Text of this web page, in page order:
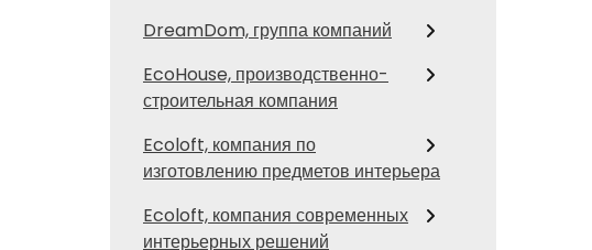
DreamDom, группа компаний
EcoHouse, производственно-
строительная компания
Ecoloft, компания по
изготовлению предметов интерьера
Ecoloft, компания современных
интерьерных решений